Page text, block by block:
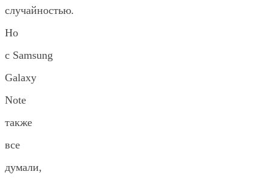
случайностью.
Но
с Samsung
Galaxy
Note
также
все
думали,